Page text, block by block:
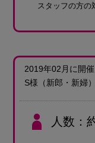
スタッフの方の
2019年02月に開
S様 （新郎・新婦）
人数